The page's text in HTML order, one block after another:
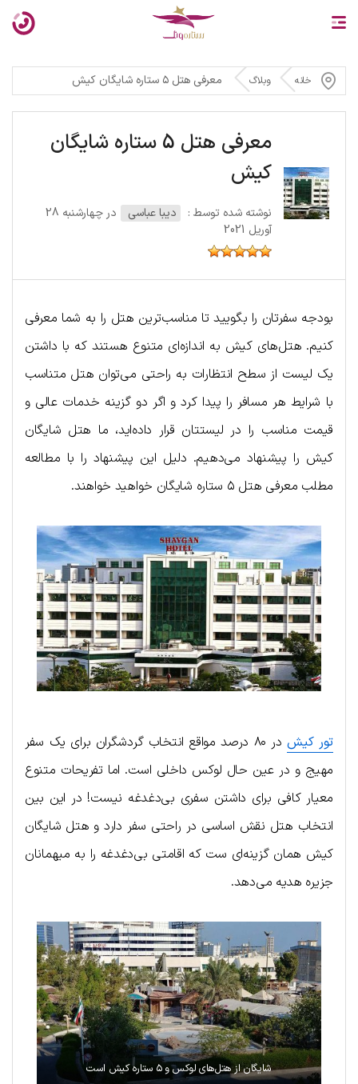
خانه وبلاگ معرفی هتل ۵ ستاره شایگان کیش
معرفی هتل 5 ستاره شایگان
کیش
نوشته شده توسط : دیبا عباسی
در چهارشنبه 28
آوریل 2021
بودجه سفرتان را بگویید تا مناسب‌ترین هتل را به شما معرفی
کنیم. هتل‌های کیش به اندازه‌ای متنوع هستند که با داشتن
یک لیست از سطح انتظارات به راحتی می‌توان هتل متناسب
با شرایط هر مسافر را پیدا کرد و اگر دو گزینه خدمات عالی و
قیمت مناسب را در لیستتان قرار داده‌اید، ما هتل شایگان
کیش را پیشنهاد می‌دهیم. دلیل این پیشنهاد را با مطالعه
مطلب معرفی هتل ۵ ستاره شایگان خواهید خواهند.
تور کیش
در ۸۰ درصد مواقع انتخاب گردشگران برای یک سفر
مهیج و در عین حال لوکس داخلی است. اما تفریحات متنوع
معیار کافی برای داشتن سفری بی‌دغدغه نیست! در این بین
انتخاب هتل نقش اساسی در راحتی سفر دارد و هتل شایگان
کیش همان گزینه‌ای ست که اقامتی بی‌دغدغه را به میهمانان
جزیره هدیه می‌دهد.
شایگان از هتل‌های لوکس و ۵ ستاره کیش است